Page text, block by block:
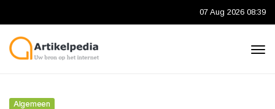
07 Aug 2026 08:39
Algemeen